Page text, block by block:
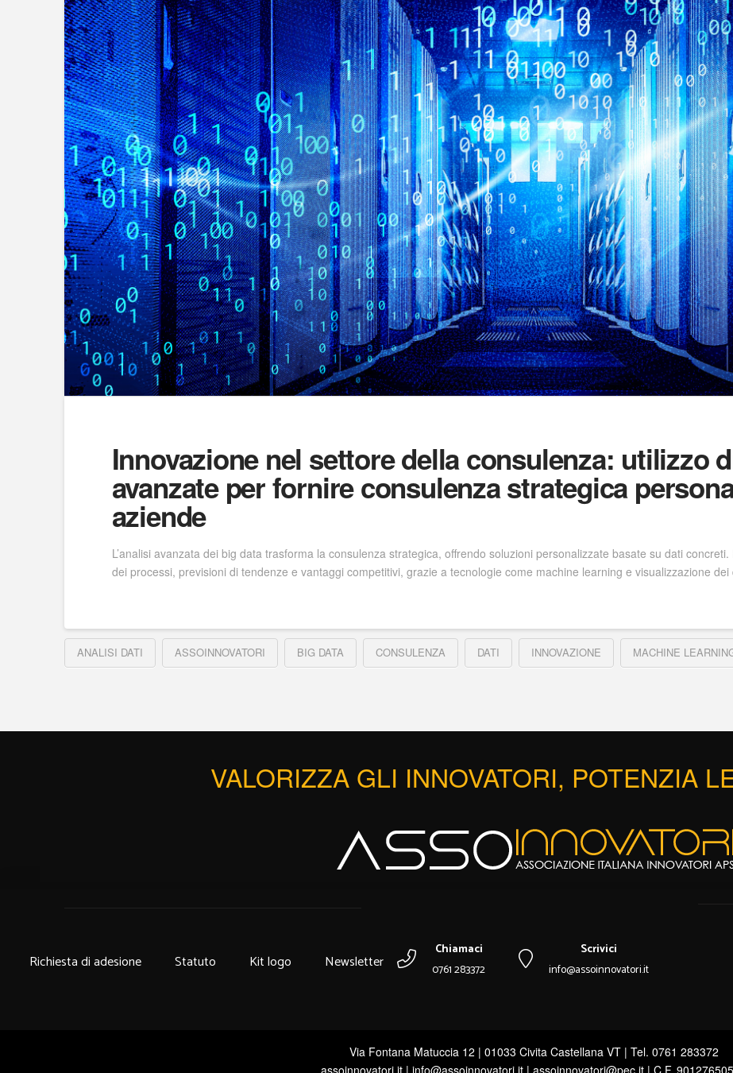
Innovazione nel settore della consulenza: utilizzo
avanzate per fornire consulenza strategica
aziende
L’analisi avanzata dei big data trasforma la consulenza strategica, offrendo soluzioni personalizzate basate su dati
dei processi, previsioni di tendenze e vantaggi competitivi, grazie a tecnologie come machine learning e visualizzazione dei
ANALISI DATI ASSOINNOVATORI BIG DATA CONSULENZA DATI INNOVAZIONE MACHINE
VALORIZZA GLI INNOVATORI, POTENZIA
Richiesta di adesione Statuto Kit logo Newsletter
Chiamaci
0761 283372
Scrivici
info@assoinnovatori.it
Via Fontana Matuccia 12 | 01033 Civita Castellana VT | Tel. 0761 283372
assoinnovatori.it | info@assoinnovatori.it | assoinnovatori@pec.it | C.F.